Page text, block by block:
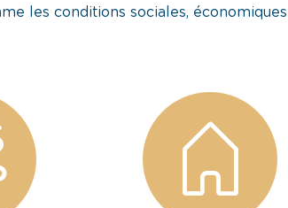
les conditions sociales,